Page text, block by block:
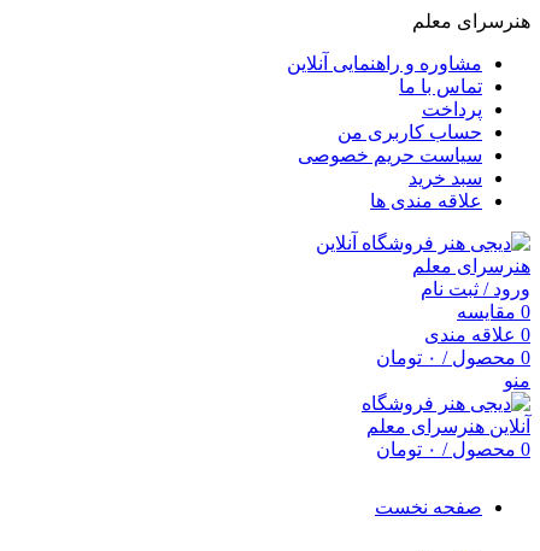
هنرسرای معلم
مشاوره و راهنمایی آنلاین
تماس با ما
پرداخت
حساب کاربری من
سیاست حریم خصوصی
سبد خرید
علاقه مندی ها
ورود / ثبت نام
0 مقایسه
0 علاقه مندی
0 محصول / ۰ تومان
منو
0 محصول / ۰ تومان
صفحه نخست